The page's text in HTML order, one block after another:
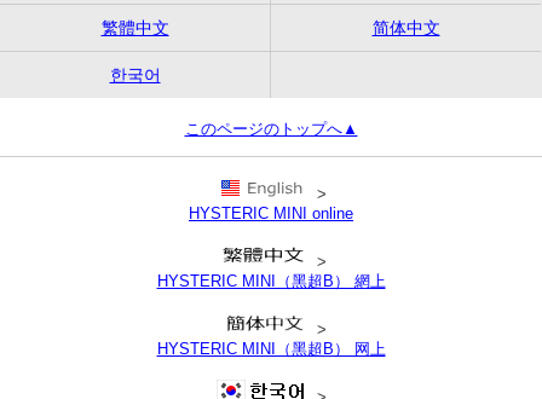
繁體中文 简体中文
한국어
このページのトップへ▲
>
HYSTERIC MINI online
>
HYSTERIC MINI（黑超B） 網上
>
HYSTERIC MINI（黑超B） 网上